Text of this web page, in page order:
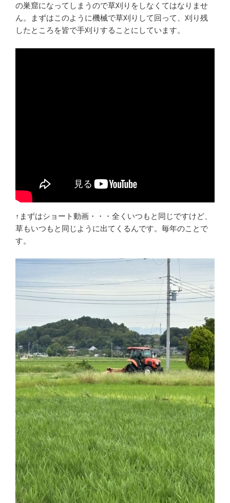
の巣窟になってしまうので草刈りをしなくてはなりませ
ん。まずはこのように機械で草刈りして回って、刈り残
したところを皆で手刈りすることにしています。
↑まずはショート動画・・・全くいつもと同じですけど、
草もいつもと同じように出てくるんです。毎年のことで
す。